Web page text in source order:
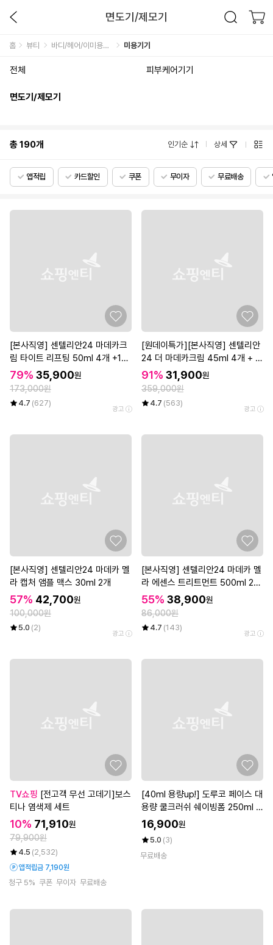
면도기/제모기
홈 뷰티 바디/헤어/이미용기기 미용기기
전체 피부케어기기
면도기/제모기
총190개 인기순 상세
앱적립 카드할인 쿠폰 무이자 무료배송
[본사직영] 센텔리안24 마데카크
림 타이트 리프팅 50ml 4개 +15
ml 1개
79% 35,900원
173,000원
4.7 (627)
광고
[원데이특가][본사직영] 센텔리안
24 더 마데카크림 45ml 4개 + 1
5ml 2개 + 1ml 10매 + 인텐스 리
프팅 아이크림 15ml
91% 31,900원
359,000원
4.7 (563)
광고
[본사직영] 센텔리안24 마데카 멜
라 캡처 앰플 맥스 30ml 2개
57% 42,700원
100,000원
5.0 (2)
광고
[본사직영] 센텔리안24 마데카 멜
라 에센스 트리트먼트 500ml 2개
(대용량 기미 에센스)
55% 38,900원
86,000원
4.7 (143)
광고
TV쇼핑
티나 염색제 세트
10% 71,910원
79,900원
4.5 (2,532)
앱적립금 7,190원
청구 5% 쿠폰 무이자 무료배송
[40ml 용량up!] 도루코 페이스 대
용량 쿨크러쉬 쉐이빙폼 250ml 3
개
16,900원
5.0 (3)
무료배송